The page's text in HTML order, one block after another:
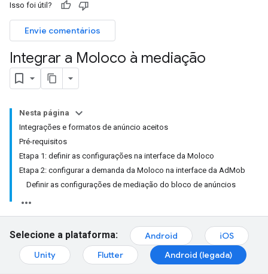
Isso foi útil?
Envie comentários
Integrar a Moloco à mediação
Nesta página
Integrações e formatos de anúncio aceitos
Pré-requisitos
Etapa 1: definir as configurações na interface da Moloco
Etapa 2: configurar a demanda da Moloco na interface da AdMob
Definir as configurações de mediação do bloco de anúncios
Selecione a plataforma: Android
iOS
Unity
Flutter Android (legada)